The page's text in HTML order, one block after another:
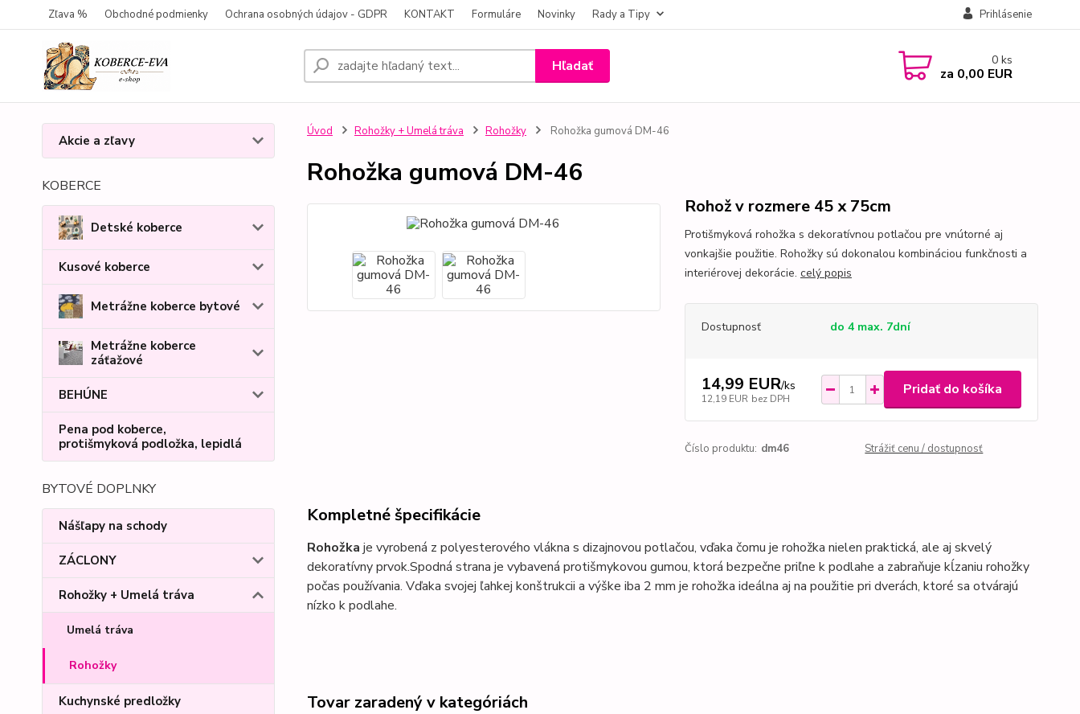
Zľava % Obchodné podmienky Ochrana osobných údajov - GDPR KONTAKT Formuláre Novinky Rady a Tipy Prihlásenie
Hľadať 0 ks
za 0,00 EUR
Akcie a zľavy
KOBERCE
Detské koberce
Kusové koberce
Metrážne koberce bytové
Metrážne koberce
záťažové
BEHÚNE
Pena pod koberce,
protišmyková podložka, lepidlá
BYTOVÉ DOPLNKY
Nášľapy na schody
ZÁCLONY
Rohožky + Umelá tráva
Umelá tráva
Rohožky
Kuchynské predložky
Úvod Rohožky + Umelá tráva Rohožky Rohožka gumová DM-46
Rohožka gumová DM-46
Rohož v rozmere 45 x 75cm
Protišmyková rohožka s dekoratívnou potlačou pre vnútorné aj
vonkajšie použitie. Rohožky sú dokonalou kombináciou funkčnosti a
interiérovej dekorácie. celý popis
Dostupnosť do 4 max. 7dní
14,99 EUR/ks
12,19 EUR bez DPH
Pridať do košíka
Číslo produktu: dm46 Strážiť cenu / dostupnosť
Kompletné špecifikácie
Rohožka je vyrobená z polyesterového vlákna s dizajnovou potlačou, vďaka čomu je rohožka nielen praktická, ale aj skvelý
dekoratívny prvok.Spodná strana je vybavená protišmykovou gumou, ktorá bezpečne priľne k podlahe a zabraňuje kĺzaniu rohožky
počas používania. Vďaka svojej ľahkej konštrukcii a výške iba 2 mm je rohožka ideálna aj na použitie pri dverách, ktoré sa otvárajú
nízko k podlahe.
Tovar zaradený v kategóriách